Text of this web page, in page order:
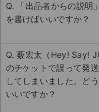
Q. 「出品者からの説明
を書けばいいですか？
Q. 薮宏太（Hey! Say!
のチケットで誤って発
してしまいました。ど
いいですか？